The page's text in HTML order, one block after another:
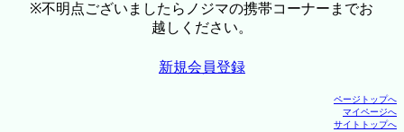
※不明点ございましたらノジマの携帯コーナーまでお
越しください。
新規会員登録
ページトップへ
マイページへ
サイトトップへ